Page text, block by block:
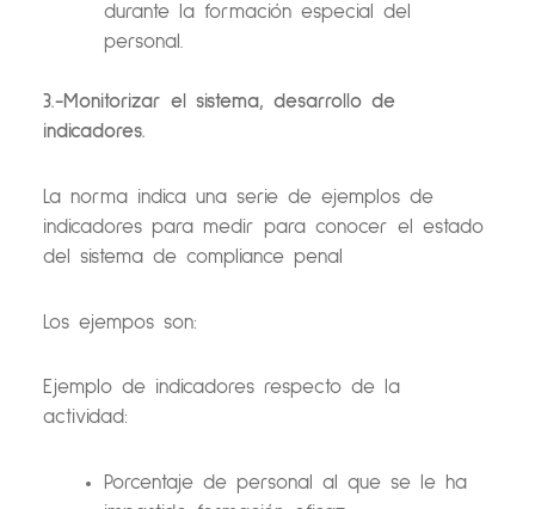
durante la formación especial del
personal.
3.-Monitorizar el sistema, desarrollo de
indicadores.
La norma indica una serie de ejemplos de
indicadores para medir para conocer el estado
del sistema de compliance penal
Los ejempos son:
Ejemplo de indicadores respecto de la
actividad:
Porcentaje de personal al que se le ha